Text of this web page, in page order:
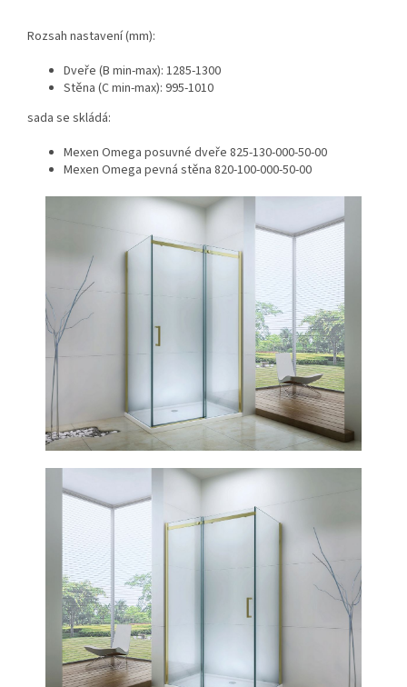
Rozsah nastavení (mm):
Dveře (B min-max): 1285-1300
Stěna (C min-max): 995-1010
sada se skládá:
Mexen Omega posuvné dveře 825-130-000-50-00
Mexen Omega pevná stěna 820-100-000-50-00